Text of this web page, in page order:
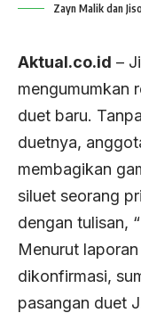
Zayn Malik dan
Aktual.co.id –
mengumumkan
duet baru.
duetnya,
membagikan
siluet seorang
dengan tulisan,
Menurut
dikonfirmasi,
pasangan duet